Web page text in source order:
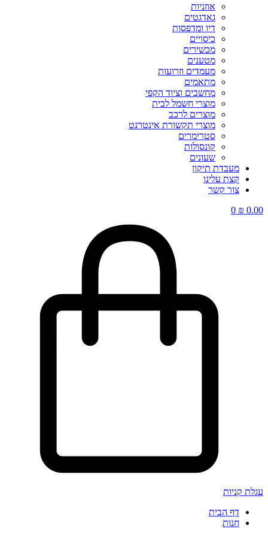
אוזניות
גאדגטים
דיו ומדפסות
כיסויים
מכשירים
מטענים
מעמדים וזרועות
מתאמים
מחשבים וציוד הקפי
מוצרי חשמל לבית
מוצרים לרכב
מוצרי תקשורת אינטרנט
סטרימרים
קונסולות
שעונים
מעבדת תיקון
קצת עלינו
צור קשר
₪0.00
0
עגלת קניות
דף הבית
חנות